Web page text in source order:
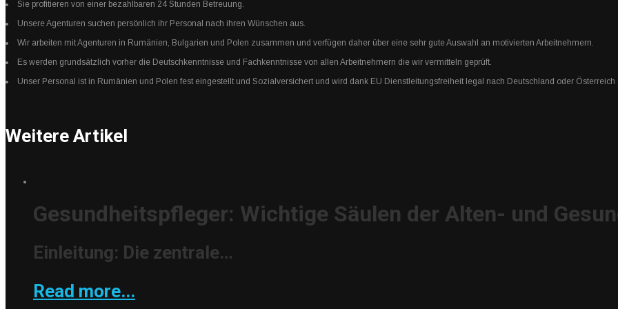
Sie profitieren von einer bezahlbaren 24 Stunden Betreuung.
Unsere Agenturen suchen persönlich ihr Personal nach ihren Wünschen aus.
Wir arbeiten mit Agenturen in Rumänien, Bulgarien und Polen zusammen und verfügen daher über eine sehr gute Auswahl an motivierten Arbeitnehmern.
Es werden grundsätzlich vorher die Deutschkenntnisse und Fachkenntnisse von allen Arbeitnehmern die wir vermitteln geprüft.
Unser Personal ist in Rumänien und Polen fest eingestellt und Sozialversichert und wird dank EU Dienstleitungsfreiheit legal nach Deutschland oder Österreich
Weitere Artikel
Gesundheitspfleger: Wichtige Säulen der Alten- und
Einleitung: Die zentrale…
Read more...